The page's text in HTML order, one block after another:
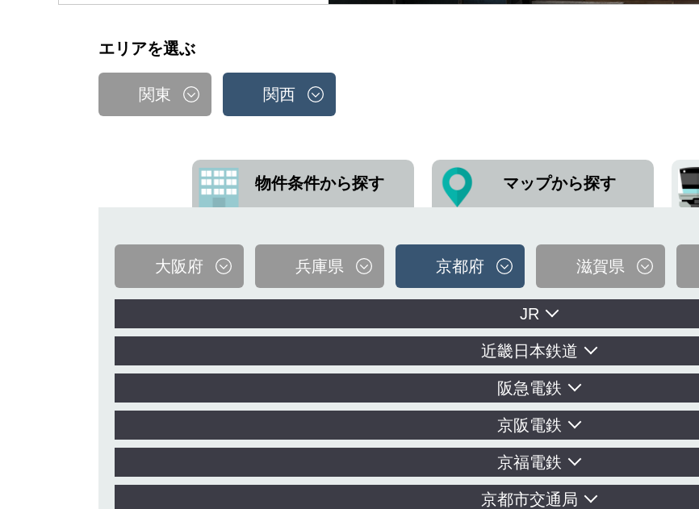
エリアを選ぶ
関東 関西
物件条件から探す マップから探す
大阪府 兵庫県 京都府 滋賀県
JR
近畿日本鉄道
阪急電鉄
京阪電鉄
京福電鉄
京都市交通局